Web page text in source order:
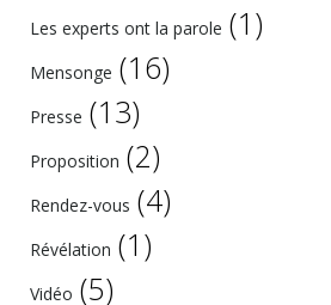
Les experts ont la parole (1)
Mensonge (16)
Presse (13)
Proposition (2)
Rendez-vous (4)
Révélation (1)
Vidéo (5)